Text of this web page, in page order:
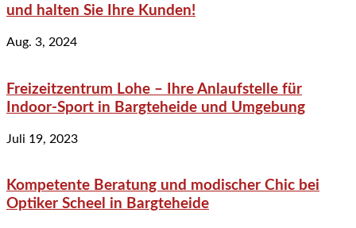
und halten Sie Ihre Kunden!
Aug. 3, 2024
Freizeitzentrum Lohe – Ihre Anlaufstelle für
Indoor-Sport in Bargteheide und Umgebung
Juli 19, 2023
Kompetente Beratung und modischer Chic bei
Optiker Scheel in Bargteheide